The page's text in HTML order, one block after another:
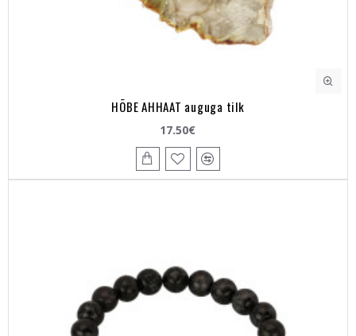
HÕBE AHHAAT auguga tilk
17.50€